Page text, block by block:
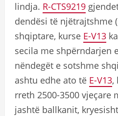
lindja. R-CTS9219
dendësi të njëtrajtshme
shqiptare, kurse E-V13
secila me shpërndarjen
nëndegët e sotshme
ashtu edhe ato të E-V13,
rreth 2500-3500 vjeçare
jashtë ballkanit,